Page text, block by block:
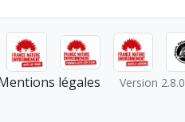
légales Version 2.8.0